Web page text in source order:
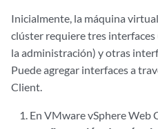
Inicialmente, la máquina
clúster requiere tres interfaces
la administración) y otras
Puede agregar interfaces a
Client.
En VMware vSphere Web